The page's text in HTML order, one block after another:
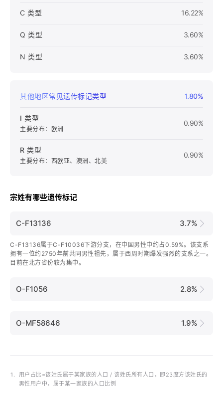
其他地区常见遗传标记类型 1.80%
I 类型
主要分布：欧洲
0.90%
R 类型
主要分布：西欧亚、澳洲、北美
0.90%
C 类型 16.22%
Q 类型 3.60%
N 类型 3.60%
宗姓有哪些遗传标记
C-F13136 3.7%
C-F13136属于C-F10036下游分支，在中国男性中约占0.59%。该支系
拥有一位约2750年前共同男性祖先，属于西周时期爆发强烈的支系之一。
目前在北方省份较为集中。
O-F1056 2.8%
O-MF58646 1.9%
1.
用户占比=该姓氏属于某家族的人口 / 该姓氏所有人口，即23魔方该姓氏的
男性用户中，属于某一家族的人口比例